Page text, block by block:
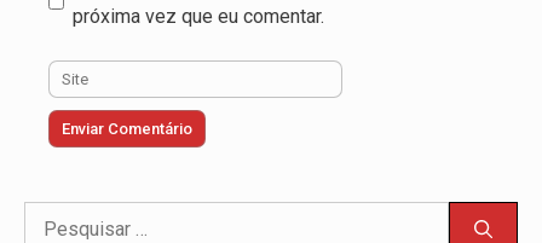
próxima vez que eu comentar.
Site
Pesquisar